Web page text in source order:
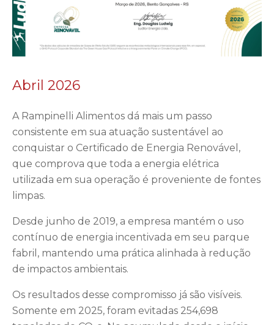
Abril 2026
A Rampinelli Alimentos dá mais um passo
consistente em sua atuação sustentável ao
conquistar o Certificado de Energia Renovável,
que comprova que toda a energia elétrica
utilizada em sua operação é proveniente de fontes
limpas.
Desde junho de 2019, a empresa mantém o uso
contínuo de energia incentivada em seu parque
fabril, mantendo uma prática alinhada à redução
de impactos ambientais.
Os resultados desse compromisso já são visíveis.
Somente em 2025, foram evitadas 254,698